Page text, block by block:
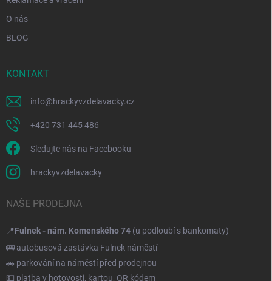
O nás
BLOG
KONTAKT
info@hrackyvzdelavacky.cz
+420 731 445 486
Sledujte nás na Facebooku
hrackyvzdelavacky
NAŠE PRODEJNA
📍Fulnek - nám. Komenského 74 (u podloubí s bankomaty)
🚌 autobusová zastávka Fulnek náměstí
🚗 parkování na náměstí před prodejnou
💵 platba v hotovosti, kartou, QR kódem